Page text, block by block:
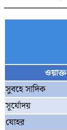
ওয়াক্ত
সুবহে সাদিক
সূর্যোদয়
যোহর